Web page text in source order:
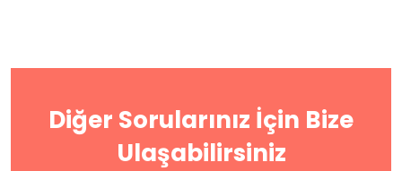
Diğer Sorularınız İçin Bize
Ulaşabilirsiniz